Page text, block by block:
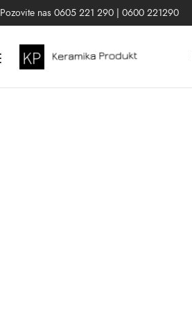
Pozovite nas 0605 221 290 | 0600 221290